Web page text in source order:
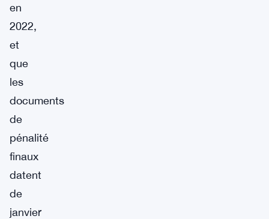
en
2022,
et
que
les
documents
de
pénalité
finaux
datent
de
janvier